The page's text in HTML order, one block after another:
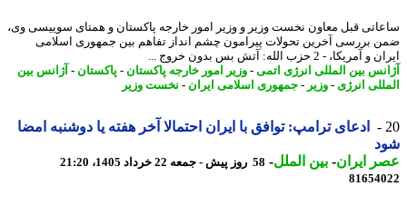
قبل معاون نخست وزیر و وزیر امور خارجه پاکستان و همتای سوییسی وی،
بررسی آخرین تحولات پیرامون چشم انداز تفاهم بین جمهوری اسلامی
- 2 حزب الله: آتش بس بدون خروج ...
بین المللی انرژی اتمی -وزیر امور خارجه پاکستان-پاکستان-آژانس بین
انرژی-وزیر - جمهوری اسلامی ایران - نخست وزیر
ادعای ترامپ: توافق با ایران احتمالا آخر هفته یا دوشنبه امضا
ایران- بین الملل-58 روز پیش - جمعه 22 خرداد 1405، 21:20